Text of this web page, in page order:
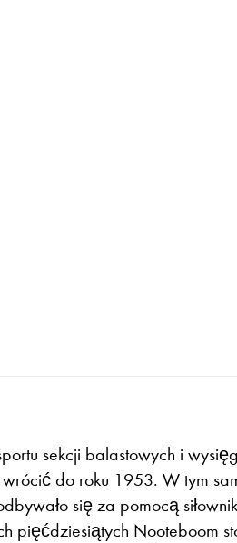
sekcji balastowych i
do roku 1953. W tym
się za pomocą
pięćdziesiątych Nooteboom